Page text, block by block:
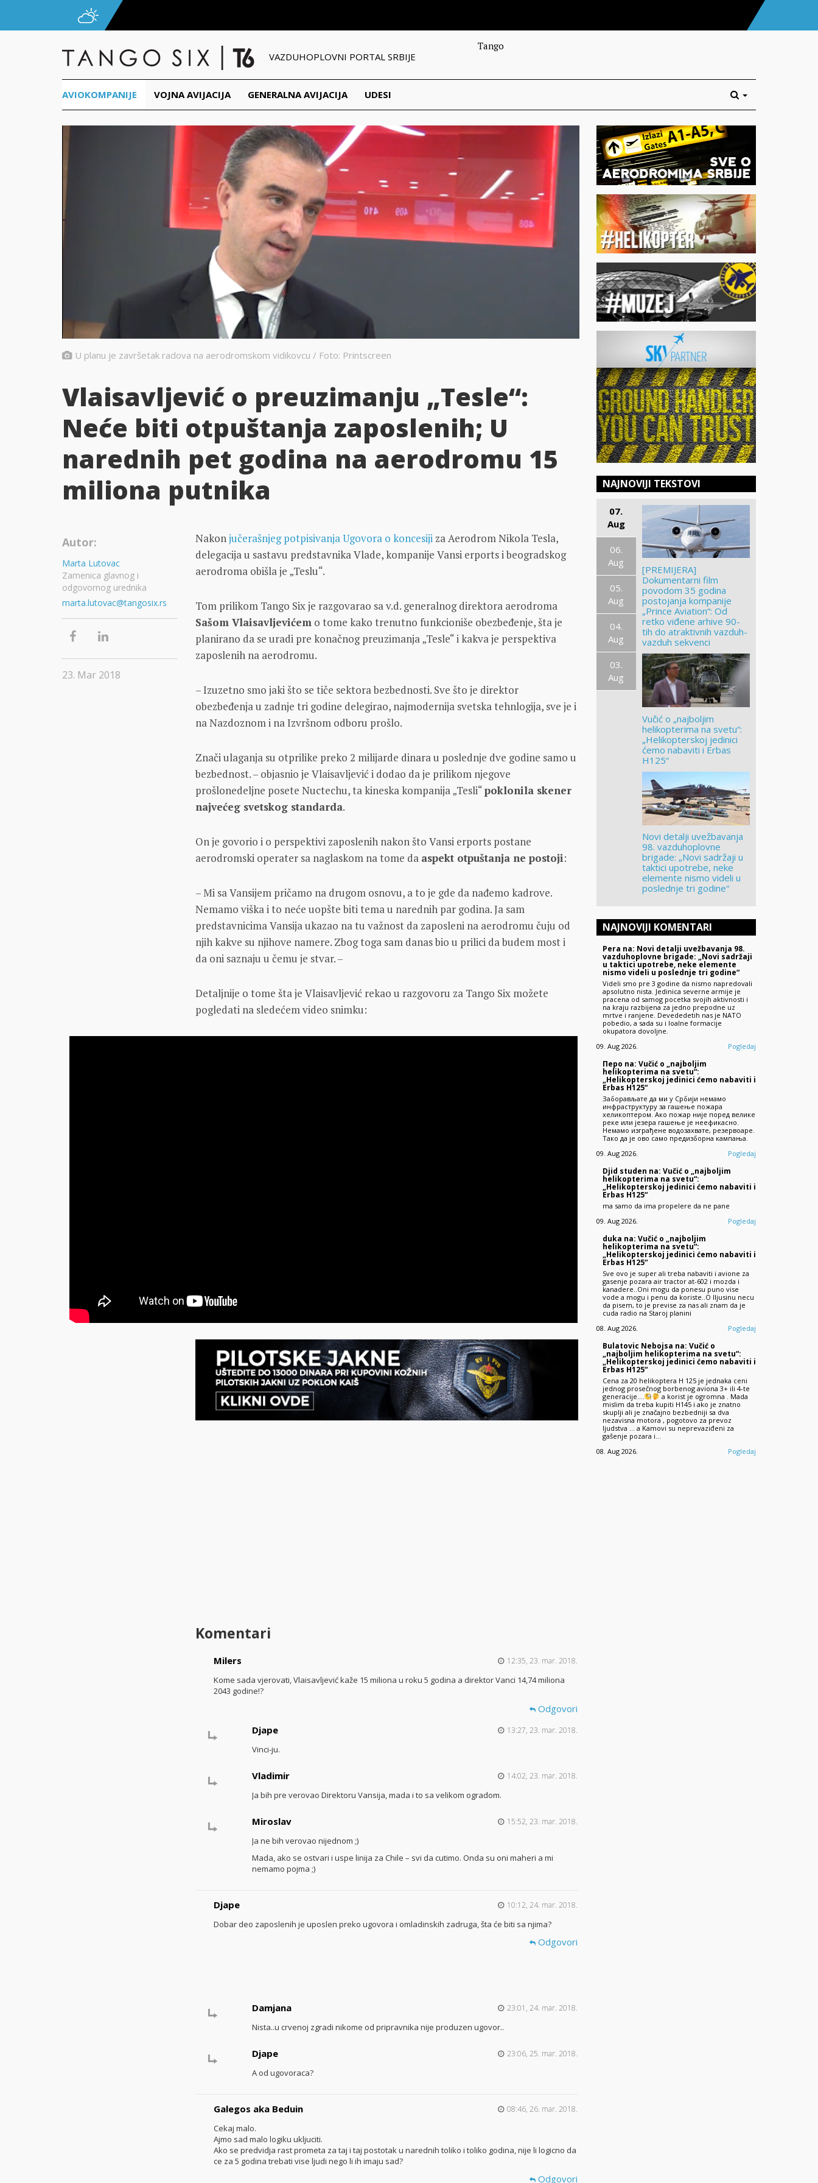
VAZDUHOPLOVNI PORTAL SRBIJE
Tango
AVIOKOMPANIJE VOJNA AVIJACIJA GENERALNA AVIJACIJA UDESI
U planu je završetak radova na aerodromskom vidikovcu / Foto: Printscreen
Vlaisavljević o preuzimanju „Tesle“:
Neće biti otpuštanja zaposlenih; U
narednih pet godina na aerodromu 15
miliona putnika
Nakonjučerašnjeg potpisivanja Ugovora o koncesiji za Aerodrom Nikola Tesla,
delegacija u sastavu predstavnika Vlade, kompanije Vansi erports i beogradskog
aerodroma obišla je „Teslu“.
Tom prilikom Tango Six je razgovarao sa v.d. generalnog direktora aerodroma
Sašom Vlaisavljevićem o tome kako trenutno funkcioniše obezbeđenje, šta je
planirano da se uradi pre konačnog preuzimanja „Tesle“ i kakva je perspektiva
zaposlenih na aerodromu.
– Izuzetno smo jaki što se tiče sektora bezbednosti. Sve što je direktor
obezbeđenja u zadnje tri godine delegirao, najmodernija svetska tehnlogija, sve je i
na Nazdoznom i na Izvršnom odboru prošlo.
Znači ulaganja su otprilike preko 2 milijarde dinara u poslednje dve godine samo u
bezbednost. – objasnio je Vlaisavljević i dodao da je prilikom njegove
prošlonedeljne posete Nuctechu, ta kineska kompanija „Tesli“poklonila skener
najvećeg svetskog standarda.
On je govorio i o perspektivi zaposlenih nakon što Vansi erports postane
aerodromski operater sa naglaskom na tome da aspekt otpuštanja ne postoji:
– Mi sa Vansijem pričamo na drugom osnovu, a to je gde da nađemo kadrove.
Nemamo viška i to neće uopšte biti tema u narednih par godina. Ja sam
predstavnicima Vansija ukazao na tu važnost da zaposleni na aerodromu čuju od
njih kakve su njihove namere. Zbog toga sam danas bio u prilici da budem most i
da oni saznaju u čemu je stvar. –
Detaljnije o tome šta je Vlaisavljević rekao u razgovoru za Tango Six možete
pogledati na sledećem video snimku:
Autor:
Marta Lutovac
Zamenica glavnog i
odgovornog urednika
marta.lutovac@tangosix.rs
23. Mar 2018
Komentari
Milers 12:35, 23. mar. 2018.
Kome sada vjerovati, Vlaisavljević kaže 15 miliona u roku 5 godina a direktor Vanci 14,74 miliona
2043 godine!?
Odgovori
Djape
13:27, 23. mar. 2018.
Vinci-ju.
Vladimir 14:02, 23. mar. 2018.
Ja bih pre verovao Direktoru Vansija, mada i to sa velikom ogradom.
Miroslav 15:52, 23. mar. 2018.
Ja ne bih verovao nijednom ;)
Mada, ako se ostvari i uspe linija za Chile – svi da cutimo. Onda su oni maheri a mi
nemamo pojma ;)
Djape 10:12, 24. mar. 2018.
Dobar deo zaposlenih je uposlen preko ugovora i omladinskih zadruga, šta će biti sa njima?
Odgovori
Damjana 23:01, 24. mar. 2018.
Nista..u crvenoj zgradi nikome od pripravnika nije produzen ugovor..
Djape 23:06, 25. mar. 2018.
A od ugovoraca?
Galegos aka Beduin 08:46, 26. mar. 2018.
Cekaj malo.
Ajmo sad malo logiku ukljuciti.
Ako se predvidja rast prometa za taj i taj postotak u narednih toliko i toliko godina, nije li logicno da
ce za 5 godina trebati vise ljudi nego li ih imaju sad?
Odgovori
NAJNOVIJI TEKSTOVI
07.
Aug
06.
Aug
05.
Aug
04.
Aug
03.
Aug
[PREMIJERA]
Dokumentarni film
povodom 35 godina
postojanja kompanije
„Prince Aviation“: Od
retko viđene arhive 90-
tih do atraktivnih vazduh-
vazduh sekvenci
Vučić o „najboljim
helikopterima na svetu“:
„Helikopterskoj jedinici
ćemo nabaviti i Erbas
H125“
Novi detalji uvežbavanja
98. vazduhoplovne
brigade: „Novi sadržaji u
taktici upotrebe, neke
elemente nismo videli u
poslednje tri godine“
NAJNOVIJI KOMENTARI
Pera na: Novi detalji uvežbavanja 98.
vazduhoplovne brigade: „Novi sadržaji
u taktici upotrebe, neke elemente
nismo videli u poslednje tri godine“
Videli smo pre 3 godine da nismo napredovali
apsolutno nista. Jedinica severne armije je
pracena od samog pocetka svojih aktivnosti i
na kraju razbijena za jedno prepodne uz
mrtve i ranjene. Devededetih nas je NATO
pobedio, a sada su i loalne formacije
okupatora dovoljne.
09. Aug 2026.
Pogledaj
Перо na: Vučić o „najboljim
helikopterima na svetu“:
„Helikopterskoj jedinici ćemo nabaviti i
Erbas H125“
Заборављате да ми у Србији немамо
инфраструктуру за гашење пожара
хеликоптером. Ако пожар није поред велике
реке или језера гашење је неефикасно.
Немамо изграђене водозахвате, резервоаре.
Тако да је ово само предизборна кампања.
09. Aug 2026.
Pogledaj
Djid studen na: Vučić o „najboljim
helikopterima na svetu“:
„Helikopterskoj jedinici ćemo nabaviti i
Erbas H125“
ma samo da ima propelere da ne pane
09. Aug 2026.
Pogledaj
duka na: Vučić o „najboljim
helikopterima na svetu“:
„Helikopterskoj jedinici ćemo nabaviti i
Erbas H125“
Sve ovo je super ali treba nabaviti i avione za
gasenje pozara air tractor at-602 i mozda i
kanadere..Oni mogu da ponesu puno vise
vode a mogu i penu da koriste..O Iljusinu necu
da pisem, to je previse za nas ali znam da je
cuda radio na Staroj planini
08. Aug 2026.
Pogledaj
Bulatovic Nebojsa na: Vučić o
„najboljim helikopterima na svetu“:
„Helikopterskoj jedinici ćemo nabaviti i
Erbas H125“
Cena za 20 helikoptera H 125 je jednaka ceni
jednog prosečnog borbenog aviona 3+ ili 4-te
generacije....
a korist je ogromna . Mada
mislim da treba kupiti H145 i ako je znatno
skuplji ali je značajno bezbedniji sa dva
nezavisna motora , pogotovo za prevoz
ljudstva ... a Kamovi su neprevaziđeni za
gašenje pozara i…
08. Aug 2026.
Pogledaj